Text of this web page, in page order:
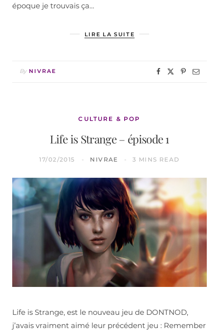
époque je trouvais ça…
LIRE LA SUITE
By NIVRAE
CULTURE & POP
Life is Strange – épisode 1
17/02/2015 NIVRAE 3 MINS READ
Life is Strange, est le nouveau jeu de DONTNOD,
j’avais vraiment aimé leur précédent jeu : Remember